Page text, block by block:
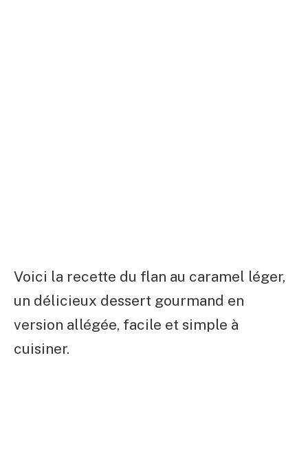
Voici la recette du flan au caramel léger,
un délicieux dessert gourmand en
version allégée, facile et simple à
cuisiner.